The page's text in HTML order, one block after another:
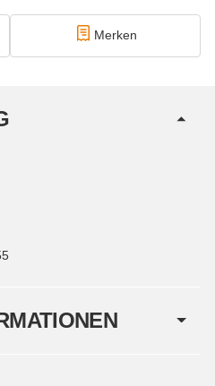
Merken